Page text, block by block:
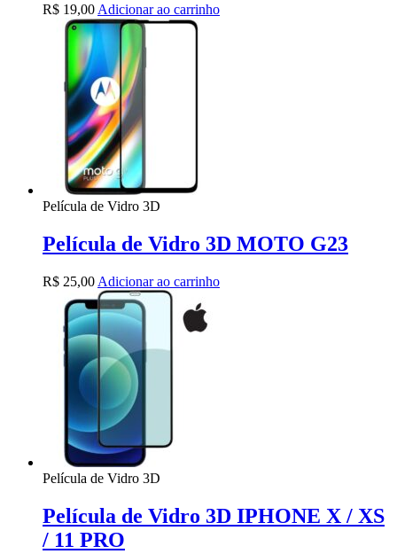
R$ 19,00 Adicionar ao carrinho
Película de Vidro 3D
Película de Vidro 3D MOTO G23
R$ 25,00 Adicionar ao carrinho
Película de Vidro 3D
Película de Vidro 3D IPHONE X / XS
/ 11 PRO